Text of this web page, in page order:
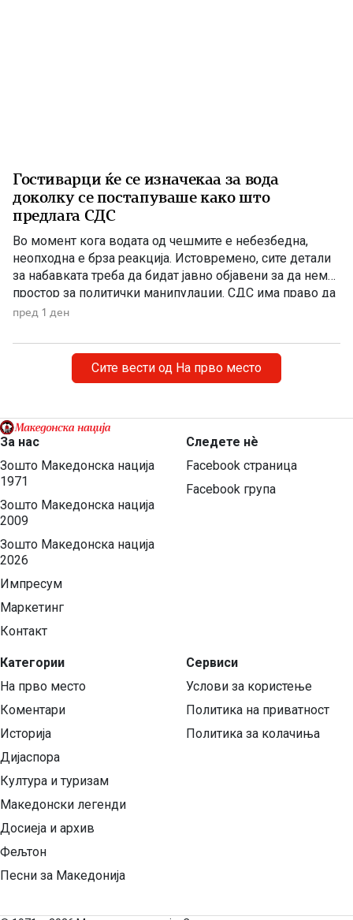
Гостиварци ќе се изначекаа за вода
доколку се постапуваше како што
предлага СДС
Во момент кога водата од чешмите е небезбедна,
неопходна е брза реакција. Истовремено, сите детали
за набавката треба да бидат јавно објавени за да нема
простор за политички манипулации. СДС има право да
бара отчетност, но останува прашањето дали во ваква
чекаат да заврши тендерската постапка додека се
соочуваат […]
пред 1 ден
Сите вести од На прво место
За нас
Зошто Македонска нација
1971
Зошто Македонска нација
2009
Зошто Македонска нација
2026
Импресум
Маркетинг
Контакт
Категории
На прво место
Коментари
Историја
Дијаспора
Култура и туризам
Македонски легенди
Досиеја и архив
Фељтон
Песни за Македонија
Следете нѐ
Facebook страница
Facebook група
Сервиси
Услови за користење
Политика на приватност
Политика за колачиња